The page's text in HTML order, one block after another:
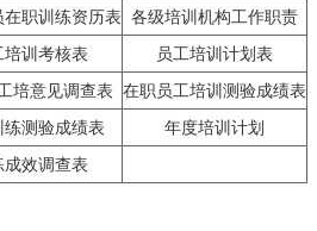
在职训练资历表 各级培训机构工作职责
培训考核表
员工培训计划表
培意见调查表 在职员工培训测验成绩表
练测验成绩表
年度培训计划
成效调查表